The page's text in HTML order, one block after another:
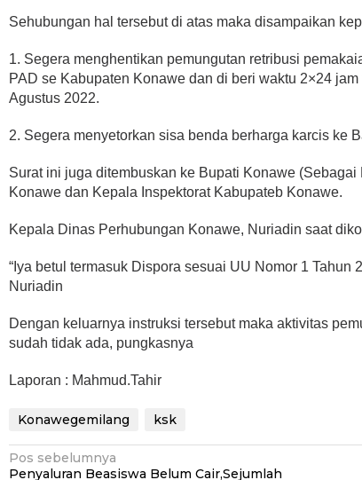
Sehubungan hal tersebut di atas maka disampaikan
1. Segera menghentikan pemungutan retribusi
PAD se Kabupaten Konawe dan di beri waktu 2×24
Agustus 2022.
2. Segera menyetorkan sisa benda berharga karcis ke
Surat ini juga ditembuskan ke Bupati Konawe
Konawe dan Kepala Inspektorat Kabupateb Konawe.
Kepala Dinas Perhubungan Konawe, Nuriadin saat
“Iya betul termasuk Dispora sesuai UU Nomor 1 Tahun
Nuriadin
Dengan keluarnya instruksi tersebut maka aktivitas
sudah tidak ada, pungkasnya
Laporan : Mahmud.Tahir
Konawegemilang ksk
Navigasi
Pos sebelumnya
Penyaluran Beasiswa Belum Cair,Sejumlah